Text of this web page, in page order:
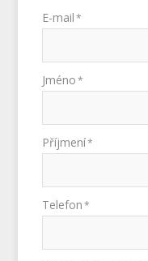
E-mail *
Jméno *
Příjmení*
Telefon *